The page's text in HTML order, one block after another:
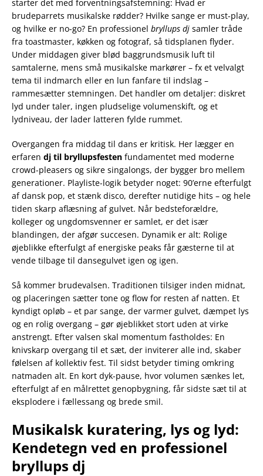
starter det med forventningsafstemning: Hvad er
brudeparrets musikalske rødder? Hvilke sange er must-play,
og hvilke er no-go? En professionel bryllups dj samler tråde
fra toastmaster, køkken og fotograf, så tidsplanen flyder.
Under middagen giver blød baggrundsmusik luft til
samtalerne, mens små musikalske markører – fx et velvalgt
tema til indmarch eller en lun fanfare til indslag –
rammesætter stemningen. Det handler om detaljer: diskret
lyd under taler, ingen pludselige volumenskift, og et
lydniveau, der lader latteren fylde rummet.
Overgangen fra middag til dans er kritisk. Her lægger en
erfaren dj til bryllupsfesten fundamentet med moderne
crowd-pleasers og sikre singalongs, der bygger bro mellem
generationer. Playliste-logik betyder noget: 90’erne efterfulgt
af dansk pop, et stænk disco, derefter nutidige hits – og hele
tiden skarp aflæsning af gulvet. Når bedsteforældre,
kolleger og ungdomsvenner er samlet, er det især
blandingen, der afgør succesen. Dynamik er alt: Rolige
øjeblikke efterfulgt af energiske peaks får gæsterne til at
vende tilbage til dansegulvet igen og igen.
Så kommer brudevalsen. Traditionen tilsiger inden midnat,
og placeringen sætter tone og flow for resten af natten. Et
kyndigt opløb – et par sange, der varmer gulvet, dæmpet lys
og en rolig overgang – gør øjeblikket stort uden at virke
anstrengt. Efter valsen skal momentum fastholdes: En
knivskarp overgang til et sæt, der inviterer alle ind, skaber
følelsen af kollektiv fest. Til sidst betyder timing omkring
natmaden alt. En kort dyk-pause, hvor volumen sænkes let,
efterfulgt af en målrettet genopbygning, får sidste sæt til at
eksplodere i fællessang og brede smil.
Musikalsk kuratering, lys og lyd:
Kendetegn ved en professionel
bryllups dj